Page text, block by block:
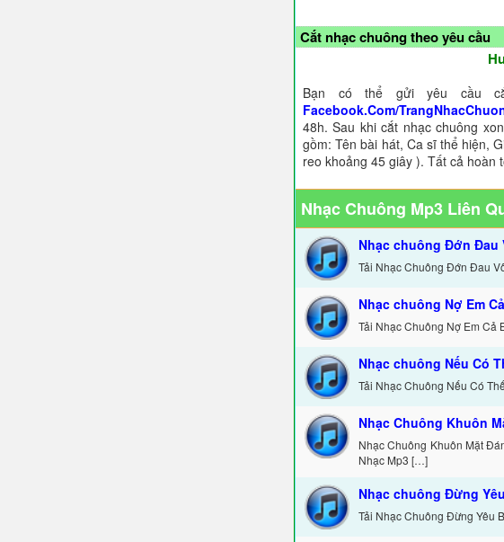
Cắt nhạc chuông theo yêu cầu
Bạn có thể gửi yêu cầu
Facebook.Com/
48h. Sau khi cắt nhạc chuông
gồm: Tên bài hát, Ca sĩ thể hiện,
reo khoảng 45 giây ). Tất cả hoàn
Nhạc Chuông Mp3 Liên
Nhạc chuông Đớn Đau
Tải Nhạc Chuông Đớn Đau
Nhạc chuông Nợ Em
Tải Nhạc Chuông Nợ Em Cả
Nhạc chuông Nếu Có
Tải Nhạc Chuông Nếu Có
Nhạc Chuông Khuôn
Nhạc Chuông Khuôn Mặt
Nhạc Mp3 […]
Nhạc chuông Đừng
Tải Nhạc Chuông Đừng Yêu